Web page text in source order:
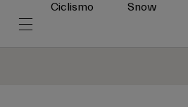
Ciclismo Snow